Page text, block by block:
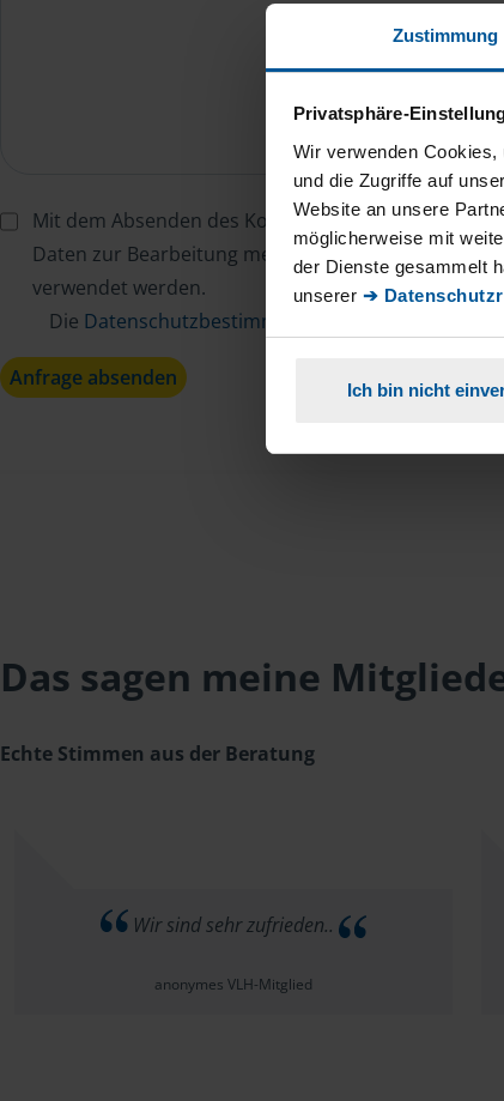
Zustimmung
Privatsphäre-
Wir verwenden
und die Zugriffe auf
Website an unsere
möglicherweise mit
der Dienste gesammelt
unserer ➔
Ich bin nicht
Mit dem Absenden des Kontaktformulars erkläre
Daten zur Bearbeitung meines Anliegens sowie
verwendet werden.
Die Datenschutzbestimmungen
Anfrage absenden
Das sagen meine
Echte Stimmen aus der Beratung
Wir sind sehr zufrieden..
anonymes VLH-Mitglied